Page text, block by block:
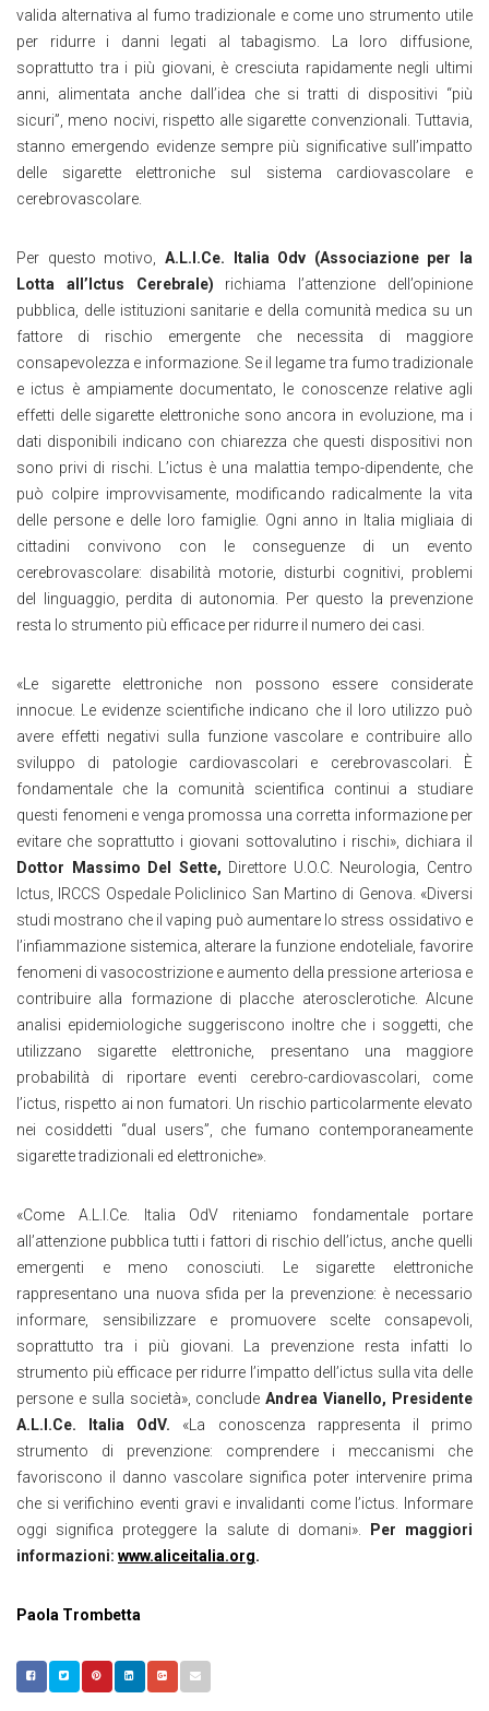
valida alternativa al fumo tradizionale e come uno strumento utile
per ridurre i danni legati al tabagismo. La loro diffusione,
soprattutto tra i più giovani, è cresciuta rapidamente negli ultimi
anni, alimentata anche dall’idea che si tratti di dispositivi “più
sicuri”, meno nocivi, rispetto alle sigarette convenzionali. Tuttavia,
stanno emergendo evidenze sempre più significative sull’impatto
delle sigarette elettroniche sul sistema cardiovascolare e
cerebrovascolare.
Per questo motivo, A.L.I.Ce. Italia Odv (Associazione per la
Lotta all’Ictus Cerebrale) richiama l’attenzione dell’opinione
pubblica, delle istituzioni sanitarie e della comunità medica su un
fattore di rischio emergente che necessita di maggiore
consapevolezza e informazione. Se il legame tra fumo tradizionale
e ictus è ampiamente documentato, le conoscenze relative agli
effetti delle sigarette elettroniche sono ancora in evoluzione, ma i
dati disponibili indicano con chiarezza che questi dispositivi non
sono privi di rischi. L’ictus è una malattia tempo-dipendente, che
può colpire improvvisamente, modificando radicalmente la vita
delle persone e delle loro famiglie. Ogni anno in Italia migliaia di
cittadini convivono con le conseguenze di un evento
cerebrovascolare: disabilità motorie, disturbi cognitivi, problemi
del linguaggio, perdita di autonomia. Per questo la prevenzione
resta lo strumento più efficace per ridurre il numero dei casi.
«Le sigarette elettroniche non possono essere considerate
innocue. Le evidenze scientifiche indicano che il loro utilizzo può
avere effetti negativi sulla funzione vascolare e contribuire allo
sviluppo di patologie cardiovascolari e cerebrovascolari. È
fondamentale che la comunità scientifica continui a studiare
questi fenomeni e venga promossa una corretta informazione per
evitare che soprattutto i giovani sottovalutino i rischi», dichiara il
Dottor Massimo Del Sette, Direttore U.O.C. Neurologia, Centro
Ictus, IRCCS Ospedale Policlinico San Martino di Genova. «Diversi
studi mostrano che il vaping può aumentare lo stress ossidativo e
l’infiammazione sistemica, alterare la funzione endoteliale, favorire
fenomeni di vasocostrizione e aumento della pressione arteriosa e
contribuire alla formazione di placche aterosclerotiche. Alcune
analisi epidemiologiche suggeriscono inoltre che i soggetti, che
utilizzano sigarette elettroniche, presentano una maggiore
probabilità di riportare eventi cerebro-cardiovascolari, come
l’ictus, rispetto ai non fumatori. Un rischio particolarmente elevato
nei cosiddetti “dual users”, che fumano contemporaneamente
sigarette tradizionali ed elettroniche»
«Come A.L.I.Ce. Italia OdV riteniamo fondamentale portare
all’attenzione pubblica tutti i fattori di rischio dell’ictus, anche quelli
emergenti e meno conosciuti. Le sigarette elettroniche
rappresentano una nuova sfida per la prevenzione: è necessario
informare, sensibilizzare e promuovere scelte consapevoli,
soprattutto tra i più giovani. La prevenzione resta infatti lo
strumento più efficace per ridurre l’impatto dell’ictus sulla vita delle
persone e sulla società», concludeAndrea Vianello, Presidente
A.L.I.Ce. Italia OdV. «La conoscenza rappresenta il primo
strumento di prevenzione: comprendere i meccanismi che
favoriscono il danno vascolare significa poter intervenire prima
che si verifichino eventi gravi e invalidanti come l’ictus. Informare
oggi significa proteggere la salute di domani».
Per maggiori
informazioni: www.aliceitalia.org.
Paola Trombetta